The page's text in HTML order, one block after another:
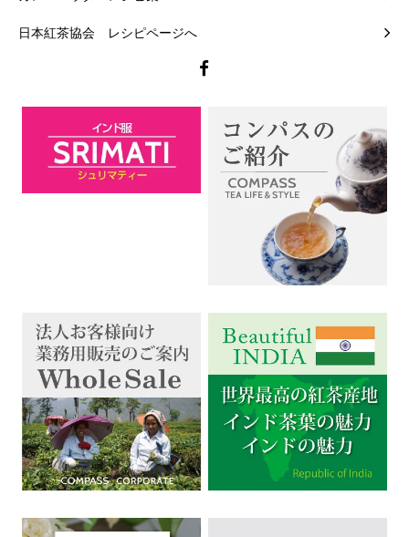
日本紅茶協会 レシピページへ